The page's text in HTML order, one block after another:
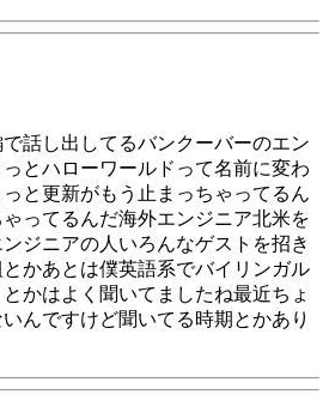
話し出してるバンクーバーのエン
とハローワールドって名前に変わ
と更新がもう止まっちゃってるん
ってるんだ海外エンジニア北米を
ジニアの人いろんなゲストを招き
かあとは僕英語系でバイリンガル
かはよく聞いてましたね最近ちょ
んですけど聞いてる時期とかあり